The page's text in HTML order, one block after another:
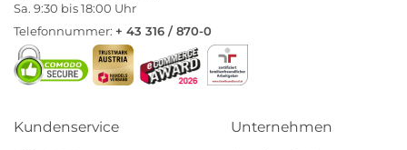
Sa. 9:30 bis 18:00 Uhr
Telefonnummer: + 43 316 / 870-0
Kundenservice Unternehmen